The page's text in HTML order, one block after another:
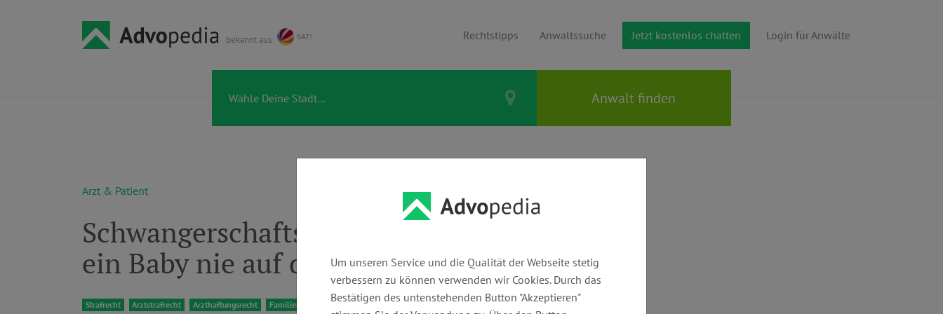
bekannt aus Rechtstipps Anwaltssuche Jetzt kostenlos chatten Login für Anwälte
Arzt & Patient
Schwangerschaftsabbruch: Wenn
ein Baby nie auf die Welt kommt
Strafrecht Arztstrafrecht Arzthaftungsrecht Familienrecht
Um unseren Service und die Qualität der Webseite stetig
verbessern zu können verwenden wir Cookies. Durch das
Bestätigen des untenstehenden Button "Akzeptieren"